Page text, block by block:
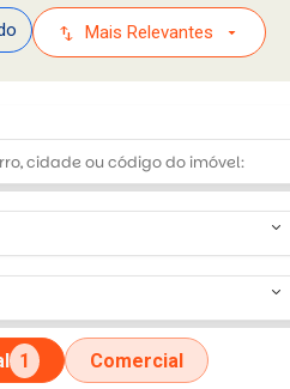
swap_vert Mais Relevantes arrow_drop_down
keyboard_arrow_down
keyboard_arrow_down
1 Comercial